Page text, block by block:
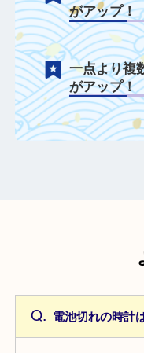
電池切れ
年式が古
がアップ
一点より
がアップ